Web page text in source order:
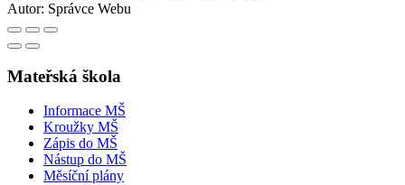
Autor: Správce Webu
Mateřská škola
Informace MŠ
Kroužky MŠ
Zápis do MŠ
Nástup do MŠ
Měsíční plány